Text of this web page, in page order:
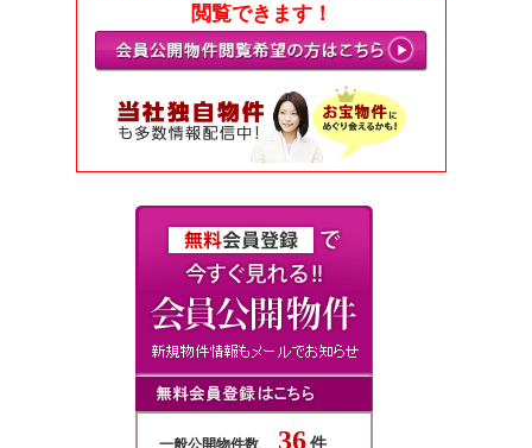
閲覧できます！
一般公開物件数 36 件